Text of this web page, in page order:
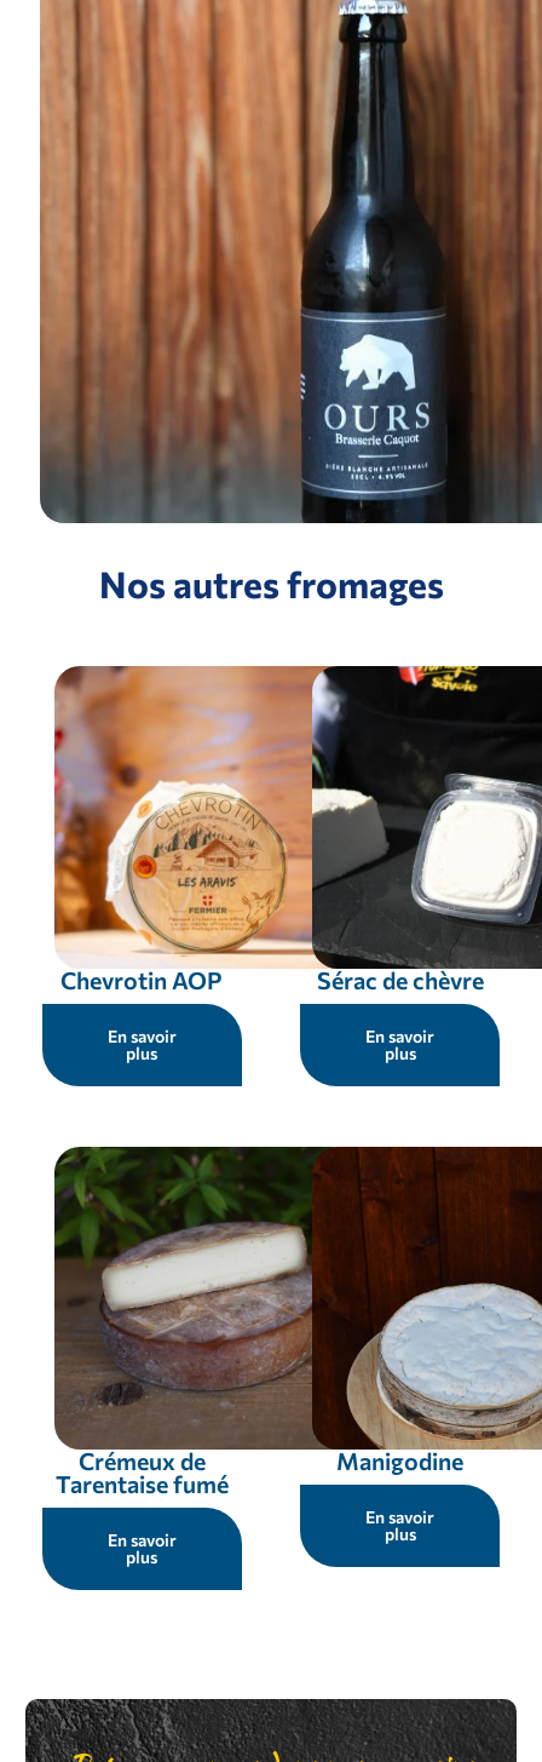
Nos autres fromages
Chevrotin AOP
En savoir
plus
Sérac de chèvre
En savoir
plus
Crémeux de
Tarentaise fumé
En savoir
plus
Manigodine
En savoir
plus